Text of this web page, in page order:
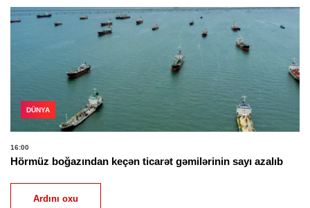
DÜNYA
16:00
Hörmüz boğazından keçən ticarət gəmilərinin sayı azalıb
Ardını oxu